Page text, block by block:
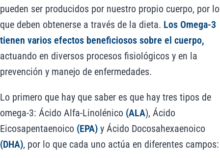
pueden ser producidos por nuestro propio cuerpo, por lo
que deben obtenerse a través de la dieta. Los Omega-3
tienen varios efectos beneficiosos sobre el cuerpo,
actuando en diversos procesos fisiológicos y en la
prevención y manejo de enfermedades.
Lo primero que hay que saber es que hay tres tipos de
omega-3: Ácido Alfa-Linolénico (ALA), Ácido
Eicosapentaenoico (EPA) y Ácido Docosahexaenoico
(DHA), por lo que cada uno actúa en diferentes campos: